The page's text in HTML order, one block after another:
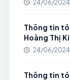
24/06/2024
Thông tin
Hoàng Thị
24/06/2024
Thông tin